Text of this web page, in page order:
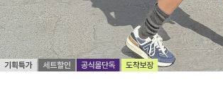
살안타템
110사이즈
팬츠
스커트